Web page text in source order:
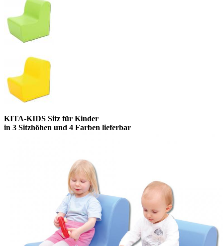
KITA-KIDS Sitz für Kinder
in 3 Sitzhöhen und 4 Farben lieferbar